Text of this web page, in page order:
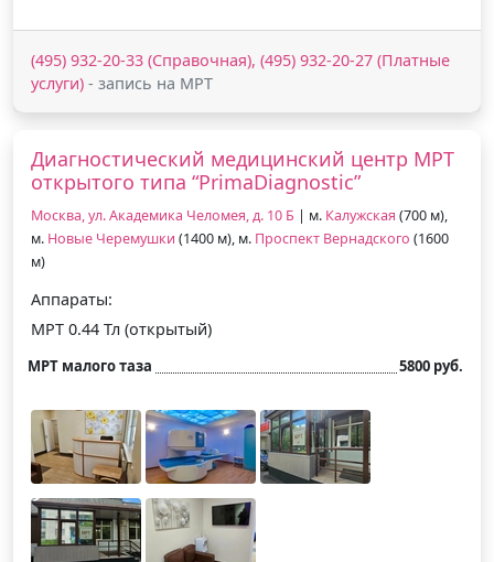
(495) 932-20-33 (Справочная), (495) 932-20-27 (Платные
услуги) - запись на МРТ
Диагностический медицинский центр МРТ
открытого типа “PrimaDiagnostic”
Москва, ул. Академика Челомея, д. 10 Б | м. Калужская (700 м),
м. Новые Черемушки (1400 м), м. Проспект Вернадского (1600
м)
Аппараты:
МРТ 0.44 Тл (открытый)
МРТ малого таза 5800 руб.